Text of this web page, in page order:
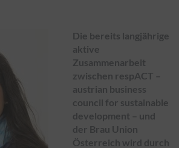
Die bereits langjährige
aktive
Zusammenarbeit
zwischen respACT –
austrian business
council for sustainable
development – und
der Brau Union
Österreich wird durch